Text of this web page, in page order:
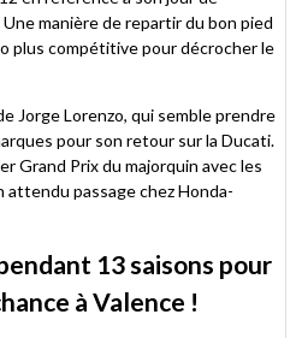
manière de repartir du bon pied
plus compétitive pour décrocher le
Jorge Lorenzo, qui semble prendre
pour son retour sur la Ducati.
Grand Prix du majorquin avec les
attendu passage chez Honda-
13 saisons pour
à Valence !